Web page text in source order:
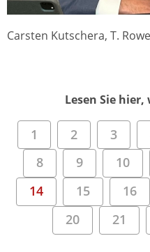
Carsten Kutschera, T.
Lesen Sie
1 2 3
8
9 10
14
15 16
20
21